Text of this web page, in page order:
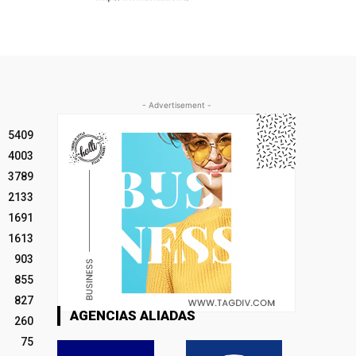
5409
4003
3789
2133
1691
1613
903
855
827
260
75
- Advertisement -
AGENCIAS ALIADAS